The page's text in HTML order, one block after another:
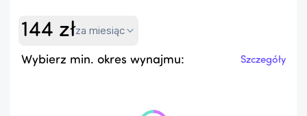
144 złza miesiąc
Wybierz min. okres wynajmu: Szczegóły